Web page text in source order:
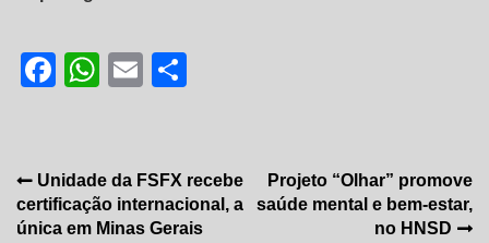
Facebook
WhatsApp
Email
Navegação
de
Unidade da FSFX recebe
certificação internacional, a
única em Minas Gerais
Projeto “Olhar” promove
saúde mental e bem-estar,
no HNSD